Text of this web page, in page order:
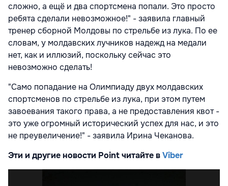
сложно, а ещё и два спортсмена попали. Это просто
ребята сделали невозможное!" - заявила главный
тренер сборной Молдовы по стрельбе из лука. По ее
словам, у молдавских лучников надежд на медали
нет, как и иллюзий, поскольку сейчас это
невозможно сделать!
"Само попадание на Олимпиаду двух молдавских
спортсменов по стрельбе из лука, при этом путем
завоевания такого права, а не предоставления квот -
это уже огромный исторический успех для нас, и это
не преувеличение!" - заявила Ирина Чеканова.
Эти и другие новости Point читайте вViber